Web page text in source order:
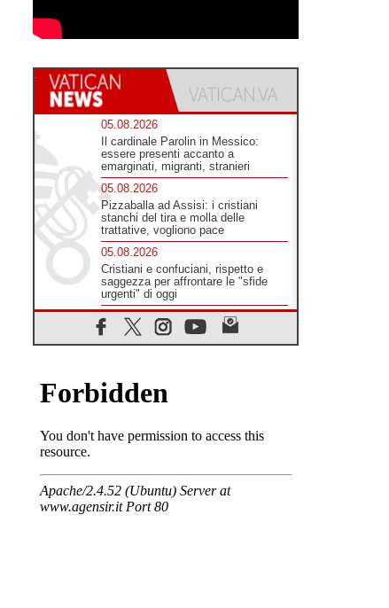
05.08.2026
Il cardinale Parolin in Messico:
essere presenti accanto a
emarginati, migranti, stranieri
05.08.2026
Pizzaballa ad Assisi: i cristiani
stanchi del tira e molla delle
trattative, vogliono pace
05.08.2026
Cristiani e confuciani, rispetto e
saggezza per affrontare le "sfide
urgenti" di oggi
05.08.2026
Santa Maria Maggiore, Makrickas:
la grazia di Dio scende ancora sul
05.08.2026
I giovani attendono il Papa ad
05.08.2026
"sentinelle vigili", è la santità a
rendere credibili
05.08.2026